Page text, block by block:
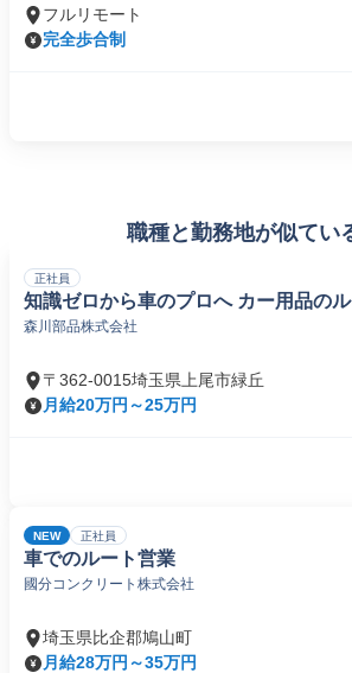
フルリモート
完全歩合制
職種と勤務地が似てい
正社員
知識ゼロから車のプロへ カー用品の
森川部品株式会社
〒362-0015埼玉県上尾市緑丘
月給20万円～25万円
NEW 正社員
車でのルート営業
國分コンクリート株式会社
埼玉県比企郡鳩山町
月給28万円～35万円